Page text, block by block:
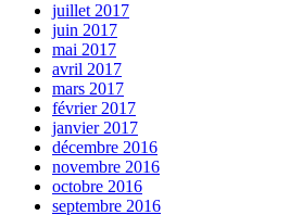
juillet 2017
juin 2017
mai 2017
avril 2017
mars 2017
février 2017
janvier 2017
décembre 2016
novembre 2016
octobre 2016
septembre 2016